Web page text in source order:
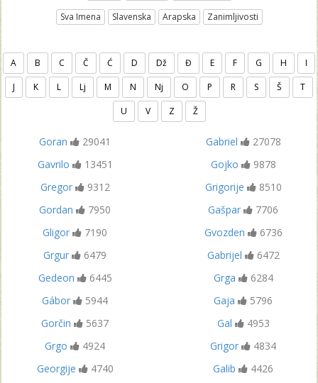
Sva Imena
Slavenska Arapska Zanimljivosti
A B C Č Ć D Dž Đ E F G H
I
J
K L Lj M N Nj O P R S Š
T
U
V Z Ž
Goran 29041 Gabriel
27078
Gavrilo
13451 Gojko
9878
Gregor
9312 Grigorije
8510
Gordan
7950 Gašpar
7706
Gligor
7190 Gvozden
6736
Grgur
6479 Gabrijel
6472
Gedeon
6445 Grga
6284
Gábor
5944 Gaja
5796
Gorčin
5637 Gal
4953
Grgo
4924 Grigor
4834
Georgije
4740 Galib
4426